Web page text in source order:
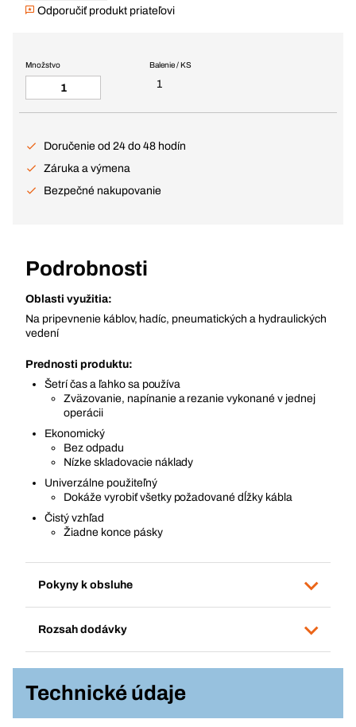
Odporučiť produkt priateľovi
Balenie / KS
1
Množstvo
Doručenie od 24 do 48 hodín
Záruka a výmena
Bezpečné nakupovanie
Podrobnosti
Oblasti využitia:
Na pripevnenie káblov, hadíc, pneumatických a hydraulických
vedení
Prednosti produktu:
Šetrí čas a ľahko sa používa
Zväzovanie, napínanie a rezanie vykonané v jednej
operácii
Ekonomický
Bez odpadu
Nízke skladovacie náklady
Univerzálne použiteľný
Dokáže vyrobiť všetky požadované dĺžky kábla
Čistý vzhľad
Žiadne konce pásky
Pokyny k obsluhe
Rozsah dodávky
Technické údaje